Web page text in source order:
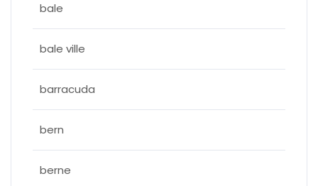
bale
bale ville
barracuda
bern
berne